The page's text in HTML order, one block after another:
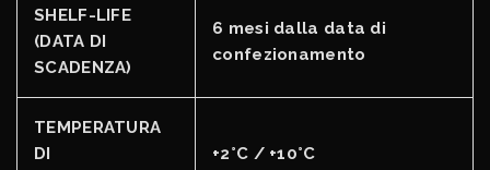
SHELF-LIFE
(DATA DI
SCADENZA)
6 mesi dalla data di
confezionamento
TEMPERATURA
DI
+2°C / +10°C